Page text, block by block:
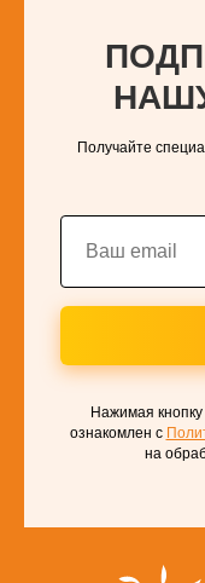
Получайте
Нажимая
ознакомлен с
на